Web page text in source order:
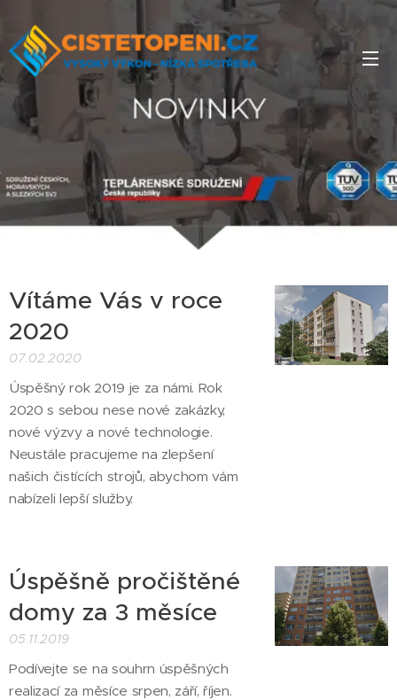
Vítáme Vás v roce
2020
07.02.2020
Úspěšný rok 2019 je za námi. Rok
2020 s sebou nese nové zakázky,
nové výzvy a nové technologie.
Neustále pracujeme na zlepšení
našich čistících strojů, abychom vám
nabízeli lepší služby.
Úspěšně pročištěné
domy za 3 měsíce
05.11.2019
Podívejte se na souhrn úspěšných
realizací za měsíce srpen, září, říjen.